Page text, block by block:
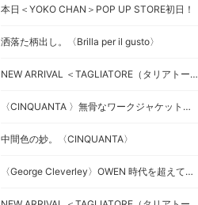
本日＜YOKO CHAN＞POP UP STORE初日！
洒落た柄出し。〈Brilla per il gusto〉
NEW ARRIVAL ＜TAGLIATORE（タリアトーレ）＞ウールカルゼダブルブレストジャケット
〈CINQUANTA 〉無骨なワークジャケットに、極上の素材使いと洗練されたシルエットを組み合わせたスタンドカラージャケットを。
中間色の妙。〈CINQUANTA〉
〈George Cleverley〉OWEN 時代を超えて愛される、「究極のシンプル」なクラシックローファーを。